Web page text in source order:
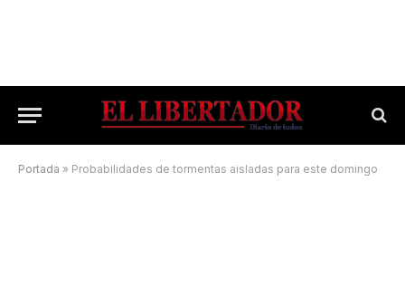
Portada » Probabilidades de tormentas aisladas para este domingo